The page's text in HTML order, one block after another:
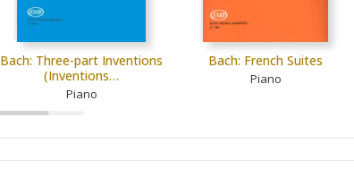
Bach: Three-part Inventions
(Inventions…
Piano
Bach: French Suites
Piano